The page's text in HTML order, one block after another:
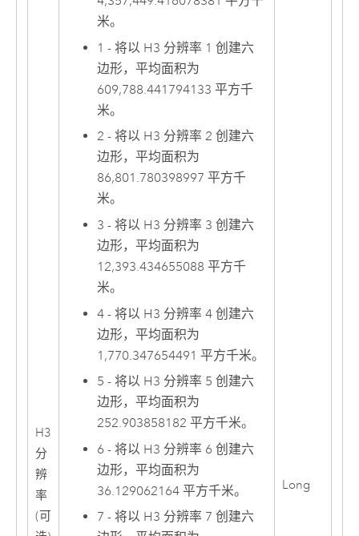
H3
分
辨
率
(可
米。
1 - 将以 H3 分辨率 1 创建六
边形，平均面积为
609,788.441794133 平方千
米。
2 - 将以 H3 分辨率 2 创建六
边形，平均面积为
86,801.780398997 平方千
米。
3 - 将以 H3 分辨率 3 创建六
边形，平均面积为
12,393.434655088 平方千
米。
4 - 将以 H3 分辨率 4 创建六
边形，平均面积为
1,770.347654491 平方千米。
5 - 将以 H3 分辨率 5 创建六
边形，平均面积为
252.903858182 平方千米。
6 - 将以 H3 分辨率 6 创建六
边形，平均面积为
36.129062164 平方千米。
7 - 将以 H3 分辨率 7 创建六
Long